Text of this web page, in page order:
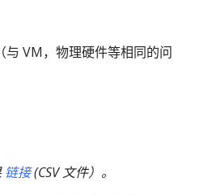
与 VM，物理硬件等相同的问
链接(CSV 文件）。